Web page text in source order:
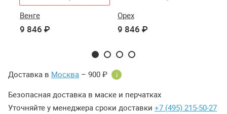
Венге
9 846 ₽
Орех
9 846 ₽
Доставка в Москва – 900 ₽ i
Безопасная доставка в маске и перчатках
Уточняйте у менеджера сроки доставки +7 (495) 215-50-27